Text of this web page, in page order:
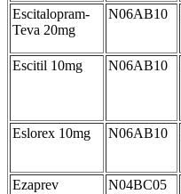
Escitalopram-
Teva 20mg
N06AB10
Escitil 10mg N06AB10
Eslorex 10mg N06AB10
Ezaprev
N04BC05